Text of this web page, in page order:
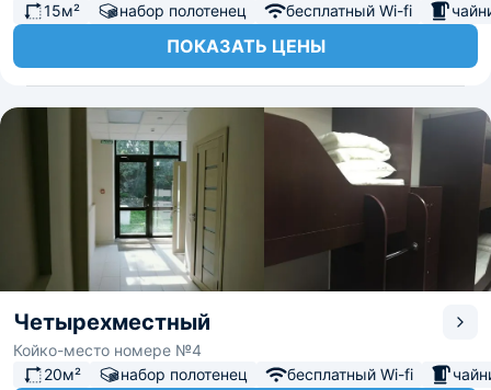
15м²
набор полотенец бесплатный Wi-fi
ПОКАЗАТЬ ЦЕНЫ
Четырехместный
Койко-место номере №4
20м²
набор полотенец бесплатный Wi-fi